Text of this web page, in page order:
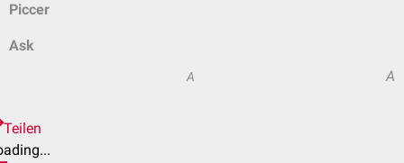
Piccer
Ask
A A
Teilen